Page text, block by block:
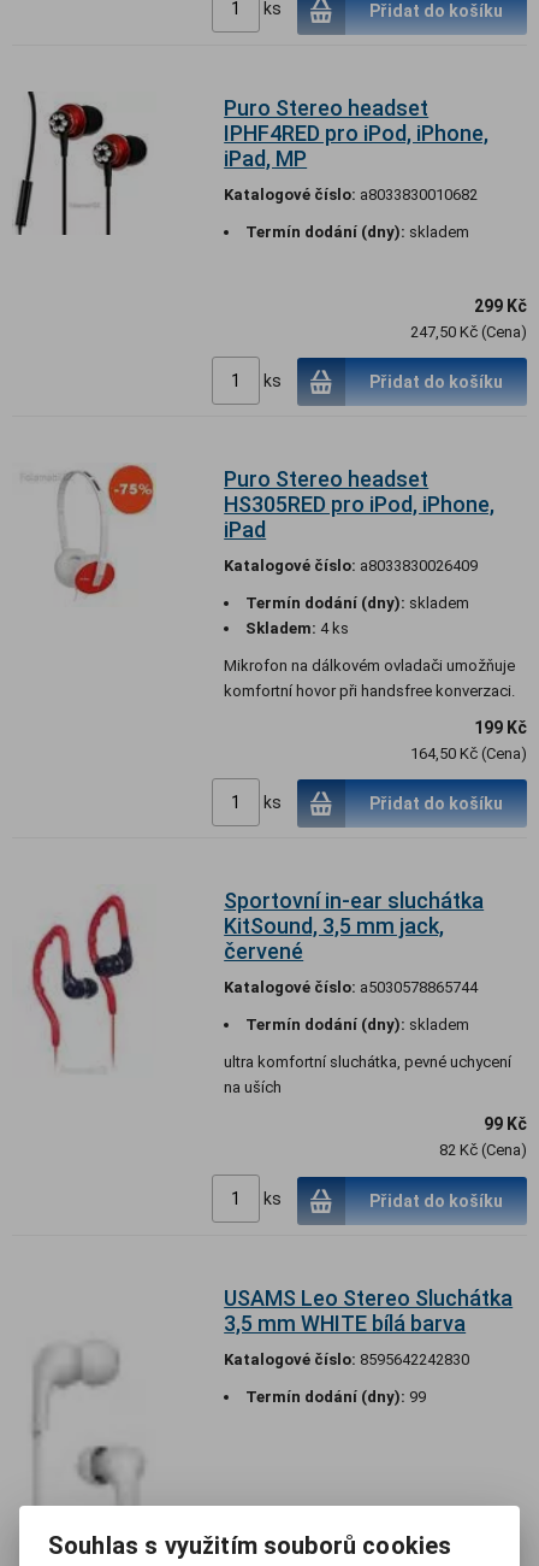
ks Přidat do košíku
Puro Stereo headset
IPHF4RED pro iPod, iPhone,
iPad, MP
Katalogové číslo: a8033830010682
Termín dodání (dny): skladem
299 Kč
247,50 Kč (Cena)
ks Přidat do košíku
Puro Stereo headset
HS305RED pro iPod, iPhone,
iPad
Katalogové číslo: a8033830026409
Termín dodání (dny): skladem
Skladem: 4 ks
Mikrofon na dálkovém ovladači umožňuje
komfortní hovor při handsfree konverzaci.
199 Kč
164,50 Kč (Cena)
ks Přidat do košíku
Sportovní in-ear sluchátka
KitSound, 3,5 mm jack,
červené
Katalogové číslo: a5030578865744
Termín dodání (dny): skladem
ultra komfortní sluchátka, pevné uchycení
na uších
99 Kč
82 Kč (Cena)
ks Přidat do košíku
USAMS Leo Stereo Sluchátka
3,5 mm WHITE bílá barva
Katalogové číslo: 8595642242830
Termín dodání (dny): 99
Souhlas s využitím souborů cookies